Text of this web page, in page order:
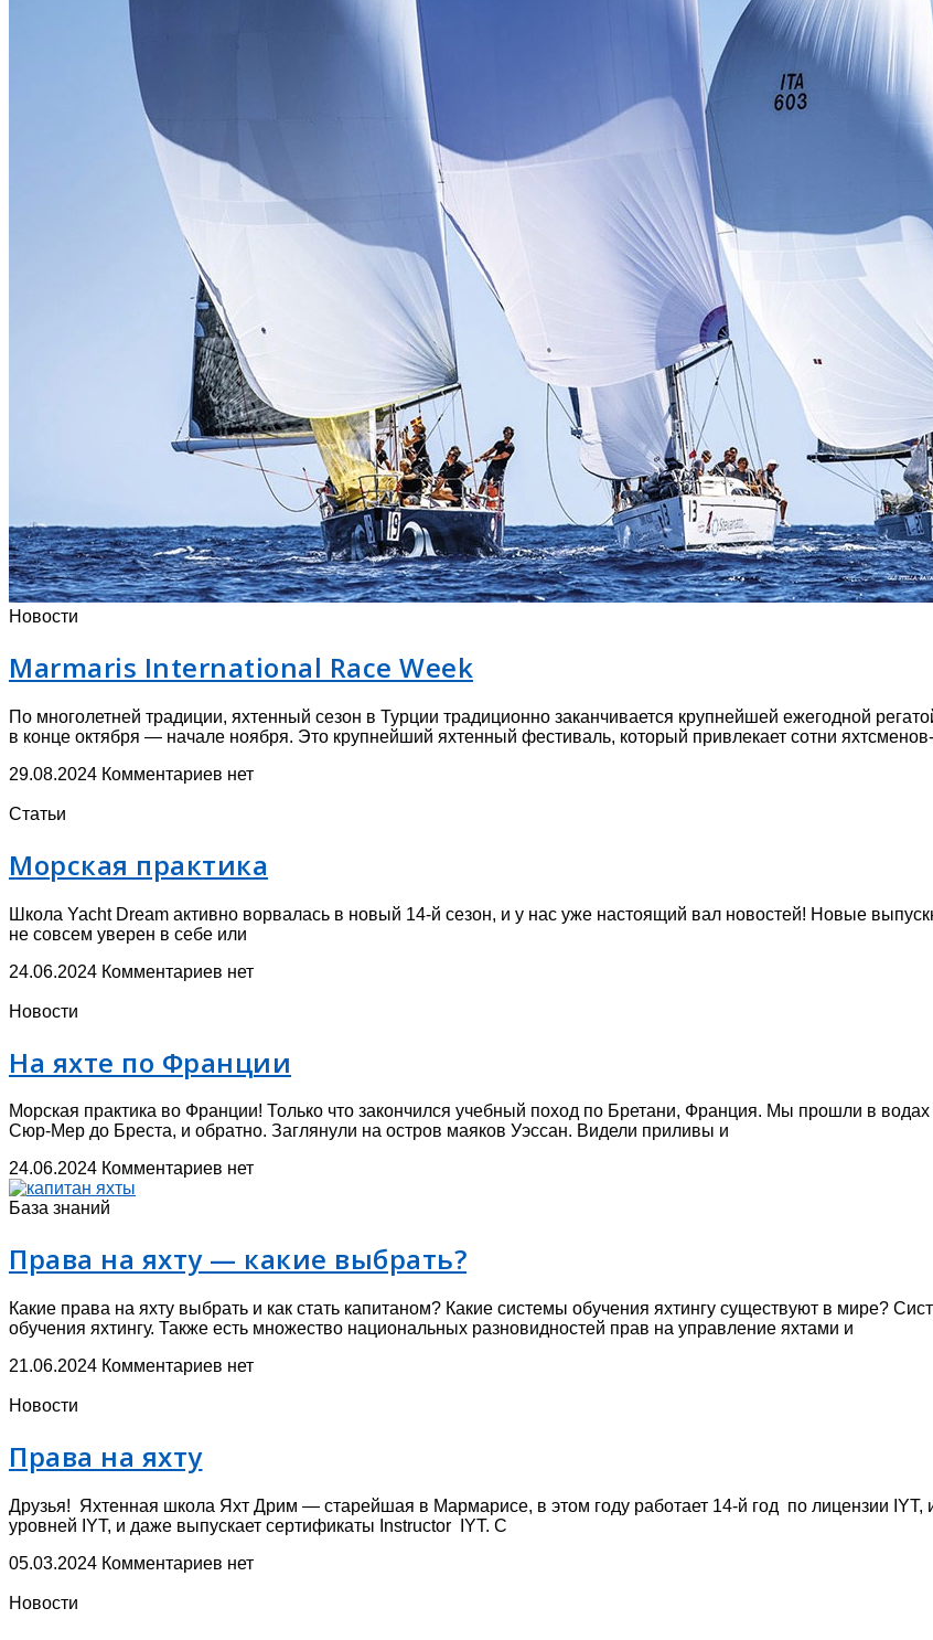
Новости
Marmaris International Race Week
По многолетней традиции, яхтенный сезон в Турции традиционно заканчивается крупнейшей ежегодной
в конце октября — начале ноября. Это крупнейший яхтенный фестиваль, который привлекает сотни
29.08.2024 Комментариев нет
Статьи
Морская практика
Школа Yacht Dream активно ворвалась в новый 14-й сезон, и у нас уже настоящий вал новостей! Новые
не совсем уверен в себе или
24.06.2024 Комментариев нет
Новости
На яхте по Франции
Морская практика во Франции! Только что закончился учебный поход по Бретани, Франция. Мы прошли в
Сюр-Мер до Бреста, и обратно. Заглянули на остров маяков Уэссан. Видели приливы и
24.06.2024 Комментариев нет
База знаний
Права на яхту — какие выбрать?
Какие права на яхту выбрать и как стать капитаном? Какие системы обучения яхтингу существуют в мире?
обучения яхтингу. Также есть множество национальных разновидностей прав на управление яхтами и
21.06.2024 Комментариев нет
Новости
Права на яхту
Друзья! Яхтенная школа Яхт Дрим — старейшая в Мармарисе, в этом году работает 14-й год по лицензии IYT,
уровней IYT, и даже выпускает сертификаты Instructor IYT. С
05.03.2024 Комментариев нет
Новости